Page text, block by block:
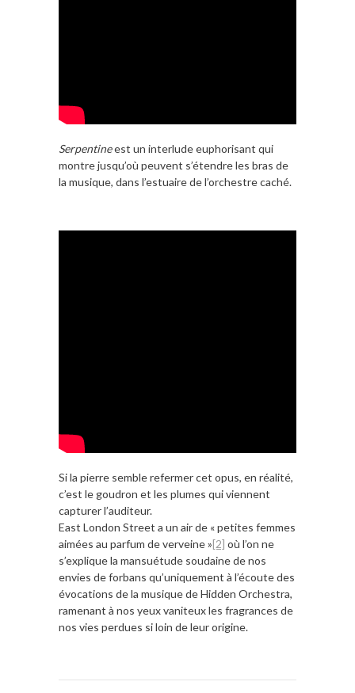
Serpentineest un interlude euphorisant qui
montre jusqu’où peuvent s’étendre les bras de
la musique, dans l’estuaire de l’orchestre caché.
Si la pierre semble refermer cet opus, en réalité,
c’est le goudron et les plumes qui viennent
capturer l’auditeur.
East London Street a un air de « petites femmes
aimées au parfum de verveine »[2] où l’on ne
s’explique la mansuétude soudaine de nos
envies de forbans qu’uniquement à l’écoute des
évocations de la musique de Hidden Orchestra,
ramenant à nos yeux vaniteux les fragrances de
nos vies perdues si loin de leur origine.